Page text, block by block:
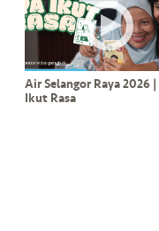
Air Selangor Raya 2026 |
Ikut Rasa